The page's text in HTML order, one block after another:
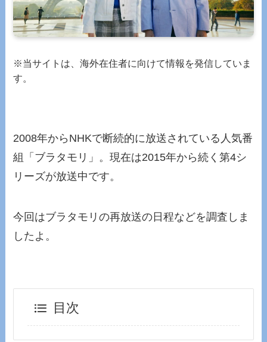
※当サイトは、海外在住者に向けて情報を発信していま
す。
2008年からNHKで断続的に放送されている人気番
組「ブラタモリ」。現在は2015年から続く第4シ
リーズが放送中です。
今回はブラタモリの再放送の日程などを調査しま
したよ。
目次